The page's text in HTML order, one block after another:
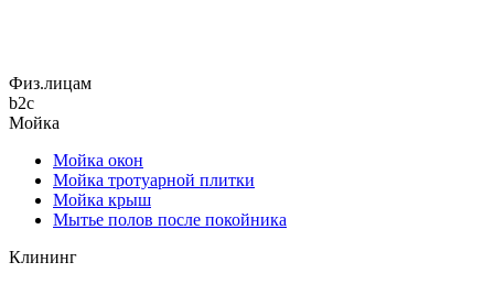
Физ.лицам
b2c
Мойка
Мойка окон
Мойка тротуарной плитки
Мойка крыш
Мытье полов после покойника
Клининг